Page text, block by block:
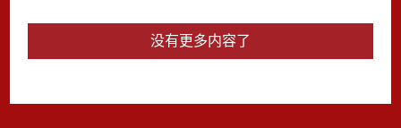
没有更多内容了